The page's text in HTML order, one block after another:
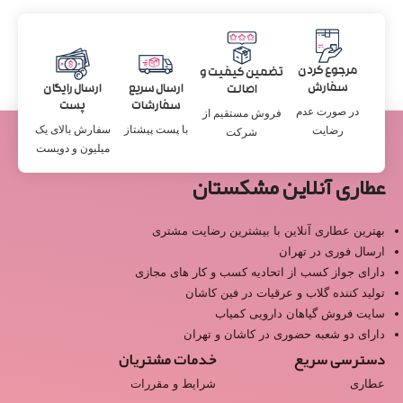
مرجوع کردن
سفارش
در صورت عدم
رضایت
تضمین کیفیت و
اصالت
فروش مستقیم از
شرکت
ارسال سریع
سفارشات
با پست پیشتاز
ارسال رایگان
پست
سفارش بالای یک
میلیون و دویست
عطاری آنلاین مشکستان
بهترین عطاری آنلاین با بیشترین رضایت مشتری
ارسال فوری در تهران
دارای جواز کسب از اتحادیه کسب و کار های مجازی
تولید کننده گلاب و عرقیات در فین کاشان
سایت فروش گیاهان دارویی کمیاب
دارای دو شعبه حضوری در کاشان و تهران
دسترسی سریع
عطاری
خدمات مشتریان
شرایط و مقررات